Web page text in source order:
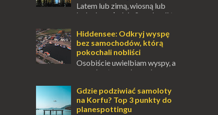
Latem lub zimą, wiosną lub
jesienią, południe Szwajcarii to
odwiedzić. Moja zimowa podróż do
Locarno gwara...
Hiddensee: Odkryj wyspę
bez samochodów, którą
pokochali nobliści
Osobiście uwielbiam wyspy, a
uczucie otoczenia wodą
pośrodku Bałtyku? To zawsze brzmi jak
doskonał...
Gdzie podziwiać samoloty
na Korfu? Top 3 punkty do
planespottingu